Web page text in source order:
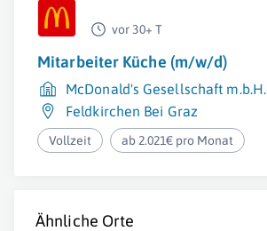
vor 30+ T
Mitarbeiter Küche (m/w/d)
McDonald's Gesellschaft m.b.H.
Feldkirchen Bei Graz
Vollzeit ab 2.021€ pro Monat
Ähnliche Orte